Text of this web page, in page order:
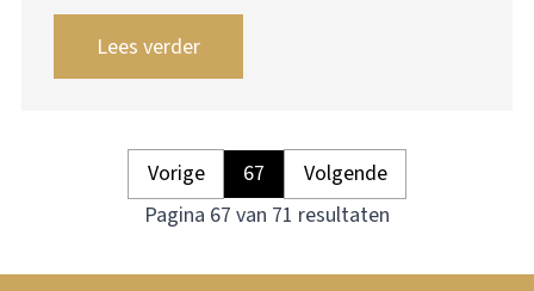
Lees verder
Pagina 67 van 71 resultaten
Vorige 67 Volgende